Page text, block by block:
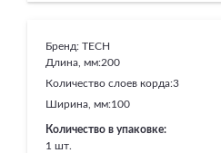
Бренд: TECH
Длина, мм:200
Количество слоев корда:3
Ширина, мм:100
Количество в упаковке:
1 шт.